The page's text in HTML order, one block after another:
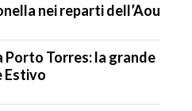
nei reparti dell’Aou
Porto Torres: la grande
Estivo